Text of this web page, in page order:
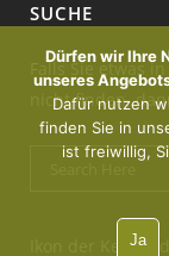
SUCHE
Falls Sie etwas
nicht finden,
Ikon der Kerze :
Dürfen wir Ihre
unseres
Dafür nutzen
finden Sie in
ist freiwillig,
Ja